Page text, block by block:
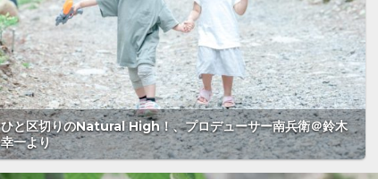
ひと区切りのNatural High！、プロデューサー南兵衛＠鈴木
幸一より